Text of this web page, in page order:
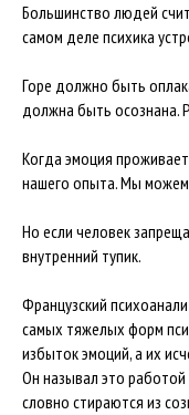
Большинство людей
самом деле психика
Горе должно быть
должна быть осознана.
Когда эмоция
нашего опыта. Мы можем
Но если человек
внутренний тупик.
Французский
самых тяжелых форм
избыток эмоций, а их
Он называл это работой
словно стираются из